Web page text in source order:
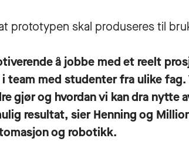
prototypen skal produseres til
å jobbe med et reelt
team med studenter fra ulike
gjør og hvordan vi kan dra nytte
resultat, sier Henning og
og robotikk.